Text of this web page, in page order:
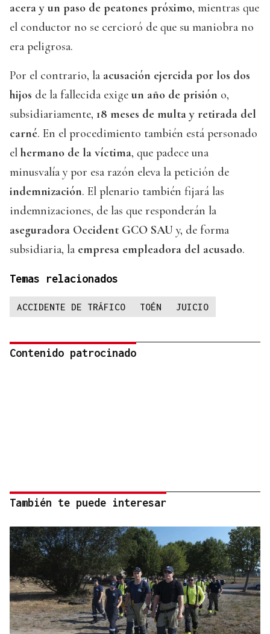
acera y un paso de peatones próximo, mientras que
el conductor no se cercioró de que su maniobra no
era peligrosa.
Por el contrario, la acusación ejercida por los dos
hijos de la fallecida exige un año de prisión o,
subsidiariamente, 18 meses de multa y retirada del
carné. En el procedimiento también está personado
el hermano de la víctima, que padece una
minusvalía y por esa razón eleva la petición de
indemnización. El plenario también fijará las
indemnizaciones, de las que responderán la
aseguradora Occident GCO SAU y, de forma
subsidiaria, la empresa empleadora del acusado.
Temas relacionados
ACCIDENTE DE TRÁFICO TOÉN JUICIO
Contenido patrocinado
También te puede interesar